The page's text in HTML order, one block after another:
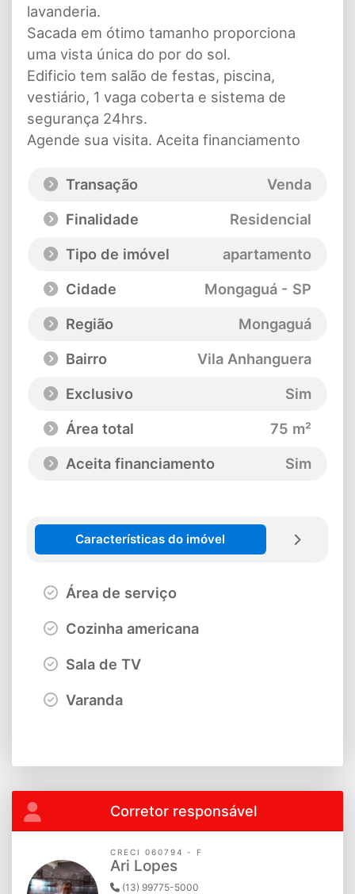
lavanderia.
Sacada em ótimo tamanho proporciona
uma vista única do por do sol.
Edificio tem salão de festas, piscina,
vestiário, 1 vaga coberta e sistema de
segurança 24hrs.
Agende sua visita. Aceita financiamento
Transação
Venda
Finalidade
Residencial
Tipo de imóvel
apartamento
Cidade
Mongaguá - SP
Região
Mongaguá
Bairro
Vila Anhanguera
Exclusivo
Sim
Área total
75 m²
Aceita financiamento
Sim
Características do imóvel
Área de serviço
Cozinha americana
Sala de TV
Varanda
Corretor responsável
CRECI 060794 - F
Ari Lopes
(13) 99775-5000